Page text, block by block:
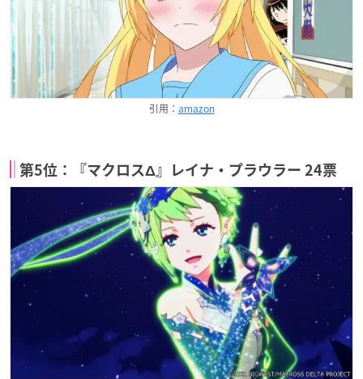
引用： amazon
第5位：『マクロスΔ』レイナ・プラウラー 24票